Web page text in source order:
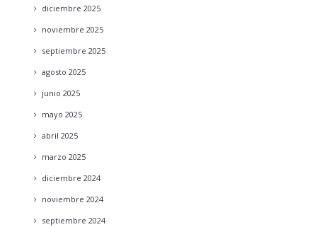
diciembre 2025
noviembre 2025
septiembre 2025
agosto 2025
junio 2025
mayo 2025
abril 2025
marzo 2025
diciembre 2024
noviembre 2024
septiembre 2024